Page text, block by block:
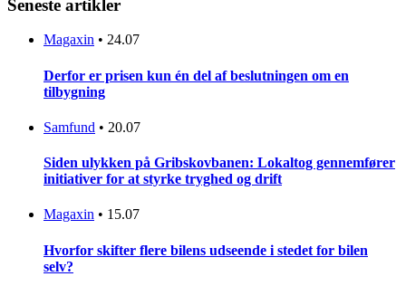
Seneste artikler
Magaxin • 24.07
Derfor er prisen kun én del af beslutningen om en
tilbygning
Samfund • 20.07
Siden ulykken på Gribskovbanen: Lokaltog gennemfører
initiativer for at styrke tryghed og drift
Magaxin • 15.07
Hvorfor skifter flere bilens udseende i stedet for bilen
selv?